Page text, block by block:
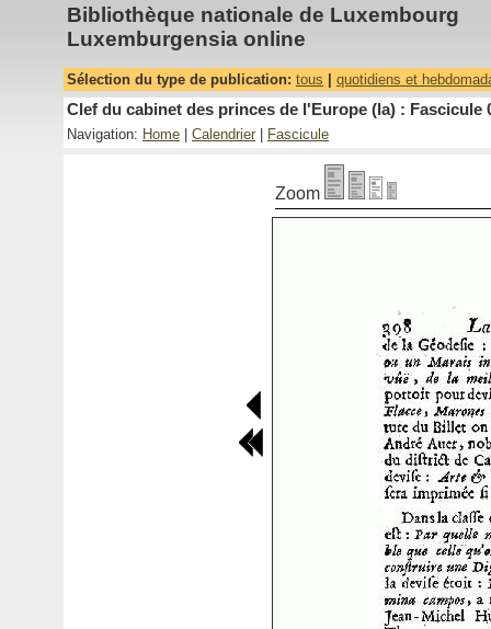
Bibliothèque nationale de Luxembourg
Luxemburgensia online
Sélection du type de publication: tous quotidiens et
Clef du cabinet des princes de l'Europe (la) : Fascicule
Navigation: Home Calendrier Fascicule
Zoom